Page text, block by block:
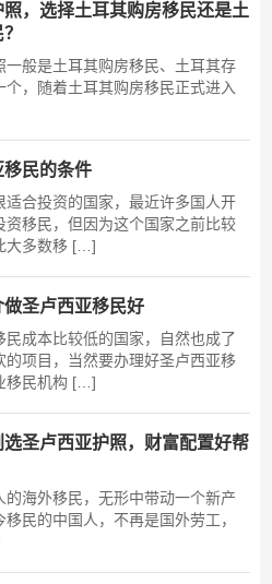
，选择土耳其购房移民还是土
一般是土耳其购房移民、土耳其存
个，随着土耳其购房移民正式进入
民的条件
适合投资的国家，最近许多国人开
资移民，但因为这个国家之前比较
大多数移 […]
做圣卢西亚移民好
民成本比较低的国家，自然也成了
的项目，当然要办理好圣卢西亚移
移民机构 […]
圣卢西亚护照，财富配置好帮
的海外移民，无形中带动一个新产
民的中国人，不再是国外劳工，